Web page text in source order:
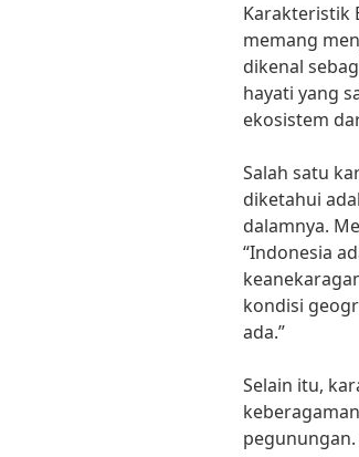
Karakteristik
memang
dikenal
hayati yang
ekosistem
Salah satu
diketahui
dalamnya.
“Indonesia
kondisi
ada.”
Selain itu,